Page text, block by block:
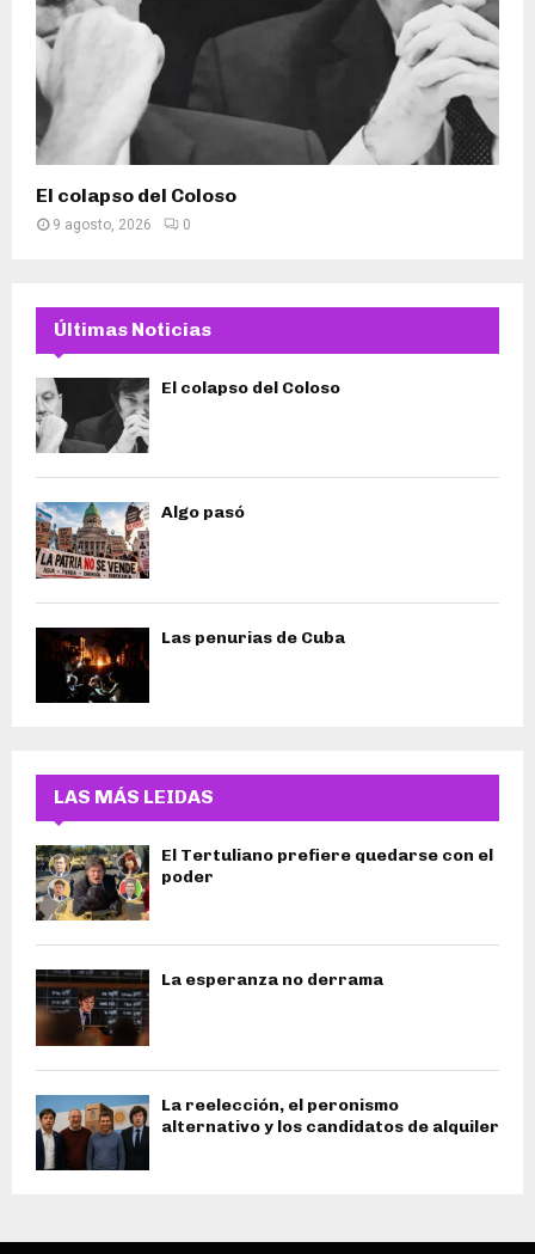
El colapso del Coloso
9 agosto, 2026 0
Últimas Noticias
El colapso del Coloso
Algo pasó
Las penurias de Cuba
LAS MÁS LEIDAS
El Tertuliano prefiere quedarse con el
poder
La esperanza no derrama
La reelección, el peronismo
alternativo y los candidatos de alquiler